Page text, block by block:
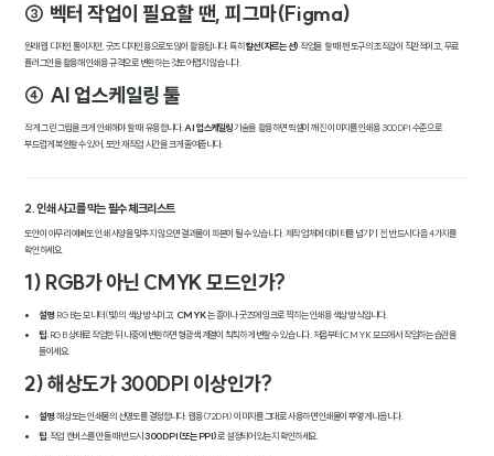
③ 벡터 작업이 필요할 땐, 피그마(Figma)
원래 웹 디자인 툴이지만, 굿즈 디자인용으로도 많이 활용됩니다. 특히 칼선(자르는 선) 작업을 할 때 펜 도구의 조작감이 직관적이고, 무료
플러그인을 활용해 인쇄용 규격으로 변환하는 것도 어렵지 않습니다.
④ AI 업스케일링 툴
작게 그린 그림을 크게 인쇄해야 할 때 유용합니다.AI 업스케일링기술을 활용하면 픽셀이 깨진 이미지를 인쇄용 300DPI 수준으로
부드럽게 복원할 수 있어, 도안 재작업 시간을 크게 줄여줍니다.
2. 인쇄 사고를 막는 필수 체크리스트
도안이 아무리 예뻐도 인쇄 사양을 맞추지 않으면 결과물이 파본이 될 수 있습니다. 제작 업체에 데이터를 넘기기 전, 반드시 다음 4가지를
확인하세요.
1) RGB가 아닌 CMYK 모드인가?
설명: RGB는 모니터(빛)의 색상 방식이고, CMYK는 종이나 굿즈에 잉크로 찍히는 인쇄용 색상 방식입니다.
팁: RGB 상태로 작업한 뒤 나중에 변환하면 형광색 계열이 칙칙하게 변할 수 있습니다. 처음부터 CMYK 모드에서 작업하는 습관을
들이세요.
2) 해상도가 300DPI 이상인가?
설명: 해상도는 인쇄물의 선명도를 결정합니다. 웹용(72DPI) 이미지를 그대로 사용하면 인쇄물이 뿌옇게 나옵니다.
팁: 작업 캔버스를 만들 때 반드시300DPI(또는 PPI)로 설정되어 있는지 확인하세요.